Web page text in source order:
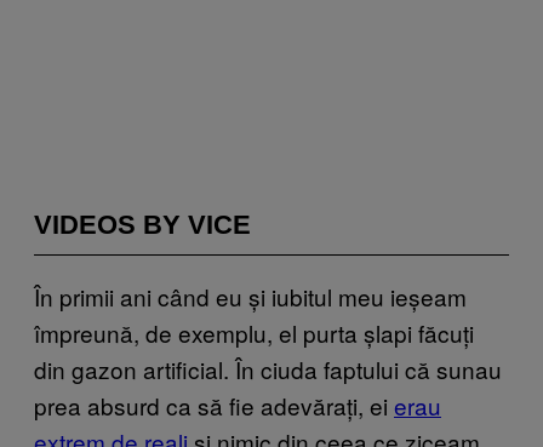
VIDEOS BY VICE
În primii ani când eu și iubitul meu ieșeam
împreună, de exemplu, el purta șlapi făcuți
din gazon artificial. În ciuda faptului că sunau
prea absurd ca să fie adevărați, ei erau